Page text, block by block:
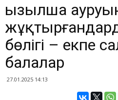
Қызылша
бөлігі – екпе
балалар
27.01.2025 14:13